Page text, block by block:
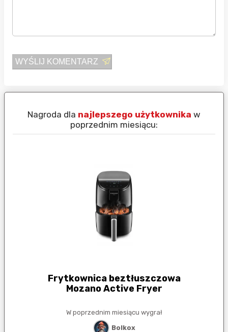
WYŚLIJ KOMENTARZ
Nagroda dla najlepszego użytkownika w
poprzednim miesiącu:
Frytkownica beztłuszczowa
Mozano Active Fryer
W poprzednim miesiącu wygrał
Bolkox